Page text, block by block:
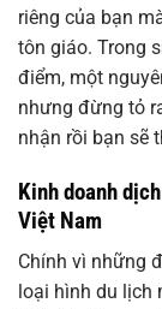
riêng của bạn
tôn giáo. Trong
điểm, một
nhưng đừng tỏ
nhận rồi bạn sẽ
Kinh doanh
Việt Nam
Chính vì những
loại hình du lịch